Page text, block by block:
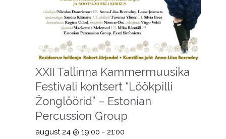
XXII Tallinna Kammermuusika
Festivali kontsert “Löökpilli
Žonglöörid” – Estonian
Percussion Group
august 24 @ 19:00 - 21:00